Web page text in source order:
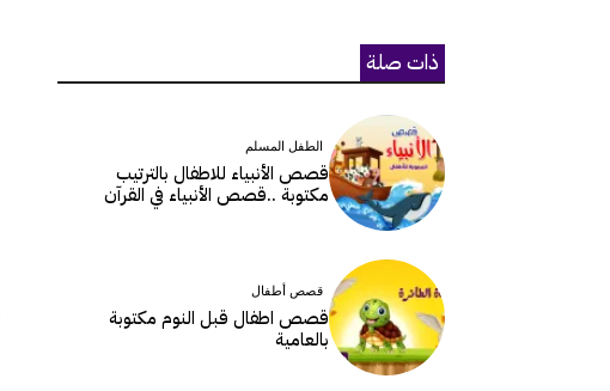
ذات صلة
الطفل المسلم
قصص الأنبياء للاطفال بالترتيب
مكتوبة ..قصص الأنبياء في القرآن
قصص أطفال
قصص اطفال قبل النوم مكتوبة
بالعامية